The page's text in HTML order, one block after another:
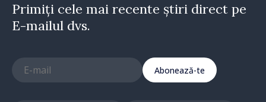
Primiți cele mai recente știri direct pe
E-mailul dvs.
Abonează-te